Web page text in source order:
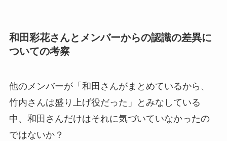
和田彩花さんとメンバーからの認識の差異に
ついての考察
他のメンバーが「和田さんがまとめているから、
竹内さんは盛り上げ役だった」とみなしている
中、和田さんだけはそれに気づいていなかったの
ではないか？